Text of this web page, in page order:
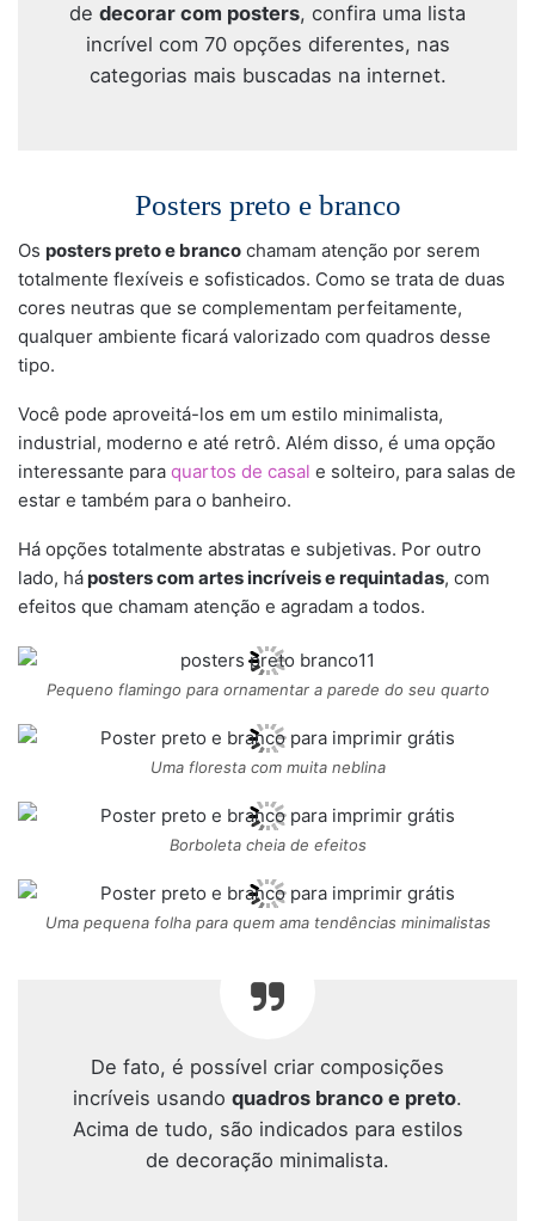
de decorar com posters, confira uma lista
incrível com 70 opções diferentes, nas
categorias mais buscadas na internet.
Posters preto e branco
Os posters preto e branco chamam atenção por serem
totalmente flexíveis e sofisticados. Como se trata de duas
cores neutras que se complementam perfeitamente,
qualquer ambiente ficará valorizado com quadros desse
tipo.
Você pode aproveitá-los em um estilo minimalista,
industrial, moderno e até retrô. Além disso, é uma opção
interessante para quartos de casal e solteiro, para salas de
estar e também para o banheiro.
Há opções totalmente abstratas e subjetivas. Por outro
lado, há posters com artes incríveis e requintadas, com
efeitos que chamam atenção e agradam a todos.
Pequeno flamingo para ornamentar a parede do seu quarto
Uma floresta com muita neblina
Borboleta cheia de efeitos
Uma pequena folha para quem ama tendências minimalistas
De fato, é possível criar composições
incríveis usando quadros branco e preto.
Acima de tudo, são indicados para estilos
de decoração minimalista.